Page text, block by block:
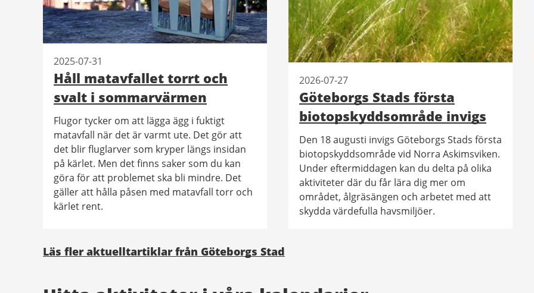
Håll matavfallet torrt och
svalt i sommarvärmen
2025-07-31
Flugor tycker om att lägga ägg i fuktigt
matavfall när det är varmt ute. Det gör att
det blir fluglarver som kryper längs insidan
på kärlet. Men det finns saker som du kan
göra för att problemet ska bli mindre. Det
gäller att hålla påsen med matavfall torr och
kärlet rent.
Göteborgs Stads första
biotopskyddsområde invigs
2026-07-27
Den 18 augusti invigs Göteborgs Stads första
biotopskyddsområde vid Norra Askimsviken.
Under eftermiddagen kan du delta på olika
aktiviteter där du får lära dig mer om
området, ålgräsängen och arbetet med att
skydda värdefulla havsmiljöer.
Läs fler aktuelltartiklar från Göteborgs Stad